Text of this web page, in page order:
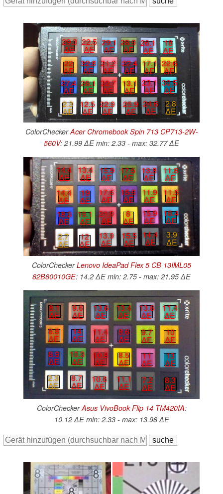
29.3
∆E
22.5
∆E
29.1
∆E
28.9
∆E
26.1
∆E
18
∆E
22
∆E
32.8
∆E
21.2
∆E
22.4
∆E
17.1
∆E
22.6
∆E
27.4
∆E
28.1
∆E
22.7
∆E
13.1
∆E
23.1
∆E
30.5
∆E
2.3
∆E
12.5
∆E
22.9
∆E
25.9
∆E
24.6
∆E
2.8
∆E
ColorCheckerAcer Chromebook Spin 713 CP713-2W-
560V: 21.99 ∆E min: 2.33 - max: 32.77 ∆E
14.4
∆E
13.4
∆E
15.9
∆E
17.5
∆E
13.8
∆E
11.8
∆E
14.4
∆E
19
∆E
17.6
∆E
15.6
∆E
11.9
∆E
11.5
∆E
18.3
∆E
19.1
∆E
21.9
∆E
8
∆E
15.9
∆E
18.4
∆E
2.7
∆E
12
∆E
13.9
∆E
15.5
∆E
14.4
∆E
3.9
∆E
ColorCheckerLenovo IdeaPad Flex 5 CB 13IML05
82B80010GE: 14.2 ∆E min: 2.75 - max: 21.95 ∆E
8.1
∆E
9.6
∆E
13.6
∆E
13.4
∆E
13.8
∆E
11.4
∆E
8.8
∆E
14
∆E
11.4
∆E
8.6
∆E
9.7
∆E
10
∆E
8.9
∆E
10.3
∆E
10.8
∆E
8.5
∆E
11
∆E
13
∆E
2.3
∆E
8.7
∆E
10.6
∆E
11.1
∆E
7.2
∆E
8.3
∆E
ColorCheckerAsus VivoBook Flip 14 TM420IA:
10.12 ∆E min: 2.33 - max: 13.98 ∆E